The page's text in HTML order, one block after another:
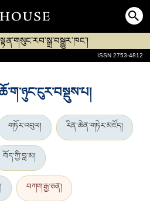
ISSN 2753-4812
གཏོར་འབུལ། རིན་ཆེན་གཏེར་མཛོད།
བོད་ཀྱི་བླ་མ།
བཀག་རྒྱ་ཅན།